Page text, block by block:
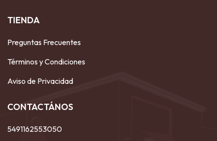
TIENDA
Preguntas Frecuentes
Términos y Condiciones
Aviso de Privacidad
CONTACTÁNOS
5491162553050